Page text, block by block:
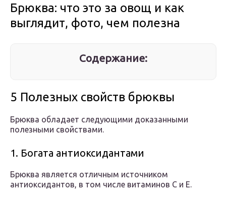
Брюква: что это за овощ и как
выглядит, фото, чем полезна
Содержание:
5 Полезных свойств брюквы
Брюква обладает следующими доказанными
полезными свойствами.
1. Богата антиоксидантами
Брюква является отличным источником
антиоксидантов, в том числе витаминов C и E.